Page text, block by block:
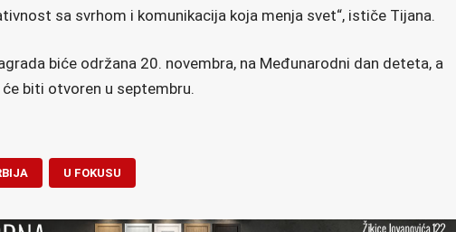
sa svrhom i komunikacija koja menja svet“, ističe Tijana.
biće održana 20. novembra, na Međunarodni dan deteta, a
biti otvoren u septembru.
U FOKUSU